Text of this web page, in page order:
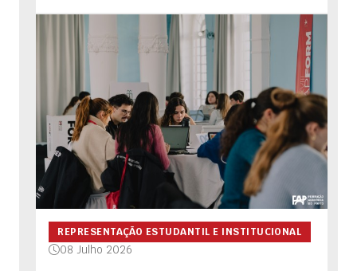
REPRESENTAÇÃO ESTUDANTIL E INSTITUCIONAL
08 Julho 2026